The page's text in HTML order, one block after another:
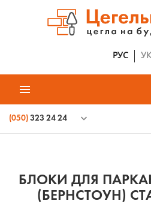
РУС
(050) 323 24 24
БЛОКИ ДЛЯ
(БЕРНСТОУН)